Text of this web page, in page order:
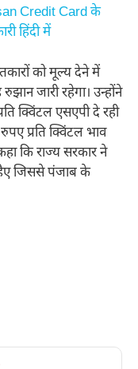
Credit Card के
हिंदी में
को मूल्य देने में
जारी रहेगा। उन्होंने
क्विंटल एसएपी दे रही
प्रति क्विंटल भाव
कि राज्य सरकार ने
जिससे पंजाब के